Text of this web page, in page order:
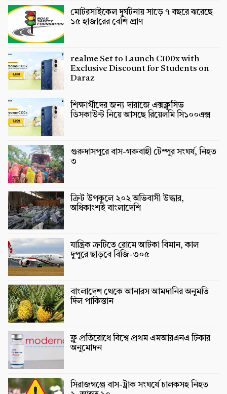
মোটরসাইকেল দুর্ঘটনায় সাড়ে ৭ বছরে ঝরেছে
১৫ হাজারের বেশি প্রাণ
realme Set to Launch C100x with
Exclusive Discount for Students on
Daraz
শিক্ষার্থীদের জন্য দারাজে এক্সক্লুসিভ
ডিসকাউন্ট নিয়ে আসছে রিয়েলমি সি১০০এক্স
গুরুদাসপুরে বাস-গরুবাহী টেম্পুর সংঘর্ষ, নিহত
৩
ক্রিট উপকূলে ২০২ অভিবাসী উদ্ধার,
অধিকাংশই বাংলাদেশি
যান্ত্রিক ত্রুটিতে রোমে আটকা বিমান, কাল
দুপুরে ছাড়বে বিজি-৩০৫
বাংলাদেশ থেকে আনারস আমদানির অনুমতি
দিল পাকিস্তান
ফ্লু প্রতিরোধে বিশ্বে প্রথম এমআরএনএ টিকার
অনুমোদন
সিরাজগঞ্জে বাস-ট্রাক সংঘর্ষে চালকসহ নিহত